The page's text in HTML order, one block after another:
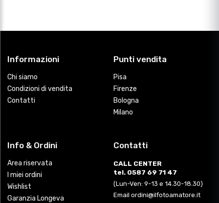
Informazioni
Chi siamo
Condizioni di vendita
Contatti
Punti vendita
Pisa
Firenze
Bologna
Milano
Info & Ordini
Area riservata
I miei ordini
Wishlist
Garanzia Longeva
Contatti
CALL CENTER
tel. 0587 69 71 47
(Lun-Ven: 9-13 e 14.30-18.30)
Email ordini@ilfotoamatore.it